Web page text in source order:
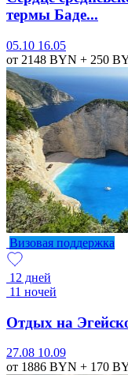
термы Баде...
05.10 16.05
от 2148 BYN + 250
Визовая поддержка
12 дней
11 ночей
Отдых на
27.08 10.09
от 1886 BYN + 170